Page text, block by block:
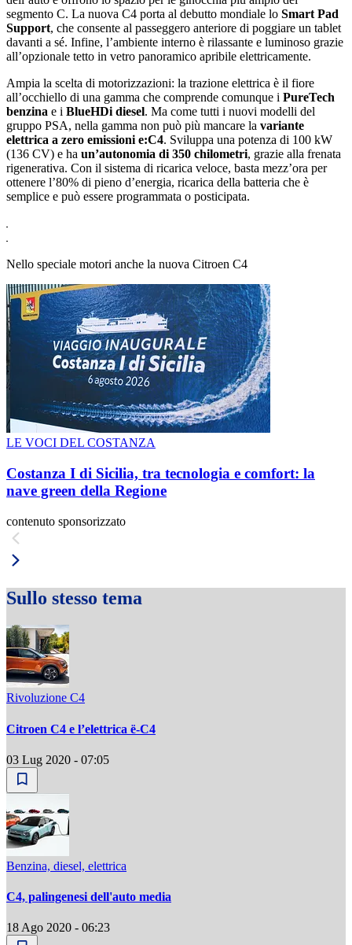
segmento C. La nuova C4 porta al debutto mondiale lo Smart Pad
Support, che consente al passeggero anteriore di poggiare un tablet
davanti a sé. Infine, lʼambiente interno è rilassante e luminoso grazie
allʼopzionale tetto in vetro panoramico apribile elettricamente.
Ampia la scelta di motorizzazioni: la trazione elettrica è il fiore
allʼocchiello di una gamma che comprende comunque i PureTech
benzina e i BlueHDi diesel. Ma come tutti i nuovi modelli del
gruppo PSA, nella gamma non può più mancare la variante
elettrica a zero emissioni e:C4. Sviluppa una potenza di 100 kW
(136 CV) e ha un’autonomia di 350 chilometri, grazie alla frenata
rigenerativa. Con il sistema di ricarica veloce, basta mezzʼora per
ottenere lʼ80% di pieno dʼenergia, ricarica della batteria che è
semplice e può essere programmata o posticipata.
Nello speciale motori anche la nuova Citroen C4
LE VOCI DEL COSTANZA
Costanza I di Sicilia, tra tecnologia e comfort: la
nave green della Regione
contenuto sponsorizzato
Sullo stesso tema
Rivoluzione C4
Citroen C4 e lʼelettrica ë-C4
03 Lug 2020 - 07:05
Benzina, diesel, elettrica
C4, palingenesi dell'auto media
18 Ago 2020 - 06:23